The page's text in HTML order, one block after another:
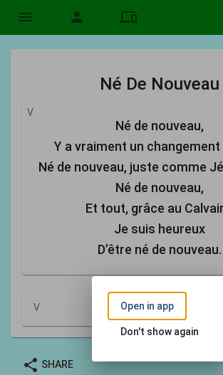
menu person devices
Né De Nouveau
V
Né de nouveau,
Y a vraiment un changement
Né de nouveau, juste comme
Né de nouveau,
Et tout, grâce au
Je suis heureux
D’être né de nouveau.
V
share SHARE
Open in app
Don't show again